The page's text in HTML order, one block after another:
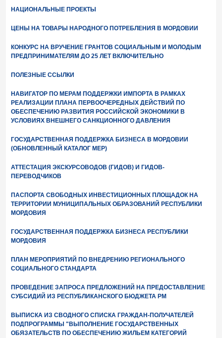
НАЦИОНАЛЬНЫЕ ПРОЕКТЫ
ЦЕНЫ НА ТОВАРЫ НАРОДНОГО ПОТРЕБЛЕНИЯ В МОРДОВИИ
КОНКУРС НА ВРУЧЕНИЕ ГРАНТОВ СОЦИАЛЬНЫМ И МОЛОДЫМ
ПРЕДПРИНИМАТЕЛЯМ ДО 25 ЛЕТ ВКЛЮЧИТЕЛЬНО
ПОЛЕЗНЫЕ ССЫЛКИ
НАВИГАТОР ПО МЕРАМ ПОДДЕРЖКИ ИМПОРТА В РАМКАХ
РЕАЛИЗАЦИИ ПЛАНА ПЕРВООЧЕРЕДНЫХ ДЕЙСТВИЙ ПО
ОБЕСПЕЧЕНИЮ РАЗВИТИЯ РОССИЙСКОЙ ЭКОНОМИКИ В
УСЛОВИЯХ ВНЕШНЕГО САНКЦИОННОГО ДАВЛЕНИЯ
ГОСУДАРСТВЕННАЯ ПОДДЕРЖКА БИЗНЕСА В МОРДОВИИ
(ОБНОВЛЕННЫЙ КАТАЛОГ МЕР)
АТТЕСТАЦИЯ ЭКСКУРСОВОДОВ (ГИДОВ) И ГИДОВ-
ПЕРЕВОДЧИКОВ
ПАСПОРТА СВОБОДНЫХ ИНВЕСТИЦИОННЫХ ПЛОЩАДОК НА
ТЕРРИТОРИИ МУНИЦИПАЛЬНЫХ ОБРАЗОВАНИЙ РЕСПУБЛИКИ
МОРДОВИЯ
ГОСУДАРСТВЕННАЯ ПОДДЕРЖКА БИЗНЕСА РЕСПУБЛИКИ
МОРДОВИЯ
ПЛАН МЕРОПРИЯТИЙ ПО ВНЕДРЕНИЮ РЕГИОНАЛЬНОГО
СОЦИАЛЬНОГО СТАНДАРТА
ПРОВЕДЕНИЕ ЗАПРОСА ПРЕДЛОЖЕНИЙ НА ПРЕДОСТАВЛЕНИЕ
СУБСИДИЙ ИЗ РЕСПУБЛИКАНСКОГО БЮДЖЕТА РМ
ВЫПИСКА ИЗ СВОДНОГО СПИСКА ГРАЖДАН-ПОЛУЧАТЕЛЕЙ
ПОДПРОГРАММЫ "ВЫПОЛНЕНИЕ ГОСУДАРСТВЕННЫХ
ОБЯЗАТЕЛЬСТВ ПО ОБЕСПЕЧЕНИЮ ЖИЛЬЕМ КАТЕГОРИЙ